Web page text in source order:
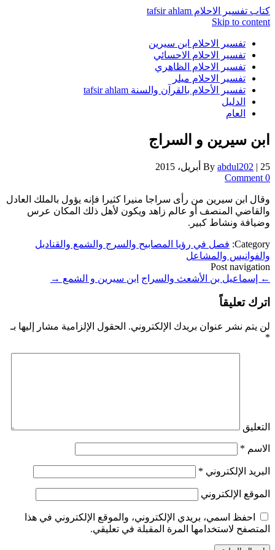
كتاب تفسير الاحلام tafsir ahlam
Skip to content
تفسير الاحلام ابن سيرين
تفسير الاحلام الاحسائي
تفسير الاحلام الظاهري
تفسير الاحلام ميلر
تفسير الأحلام بالقرآن والسنة tafsir ahlam
الدليل
العام
ابن سيرين و السراج
By abdul202 | 25 أبريل، 2015
0 Comment
وقال ابن سيرين من رأى سراجا منيرا كثيرا فإنه يؤول بالملك العادل
والقاضي المنصف أو عالم زاهد ويكون لأهل ذلك المكان عرس
وضيافة ونشاط كبير.
Category: فصل في رؤيا المصابيح والسرج والشمع والقناديل
والفوانيس والمشاعل
Post navigation
←
إسماعيل بن الأشعث والسراج ابن سيرين و الشمع →
اترك تعليقاً
لن يتم نشر عنوان بريدك الإلكتروني. الحقول الإلزامية مشار إليها بـ
*
التعليق
الاسم *
البريد الإلكتروني *
الموقع الإلكتروني
احفظ اسمي، بريدي الإلكتروني، والموقع الإلكتروني في هذا
المتصفح لاستخدامها المرة المقبلة في تعليقي.